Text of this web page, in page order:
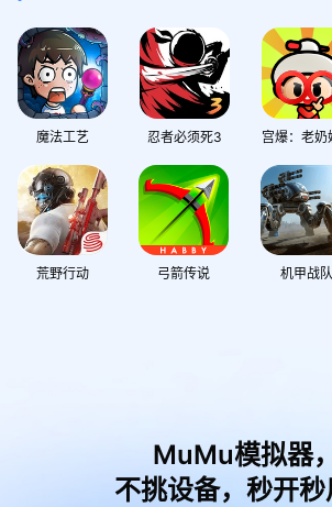
魔法工艺 忍者必须死3
荒野行动 弓箭传说 机甲战队
MuMu模拟器，
不挑设备，秒开秒